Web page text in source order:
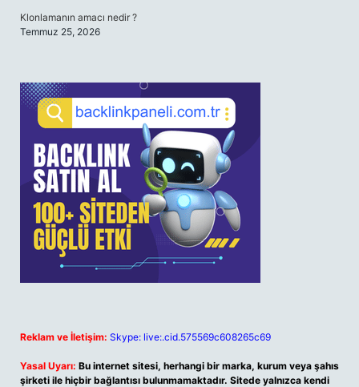
Klonlamanın amacı nedir ?
Temmuz 25, 2026
Reklam ve İletişim: Skype: live:.cid.575569c608265c69
Yasal Uyarı: Bu internet sitesi, herhangi bir marka, kurum veya şahıs
şirketi ile hiçbir bağlantısı bulunmamaktadır. Sitede yalnızca kendi